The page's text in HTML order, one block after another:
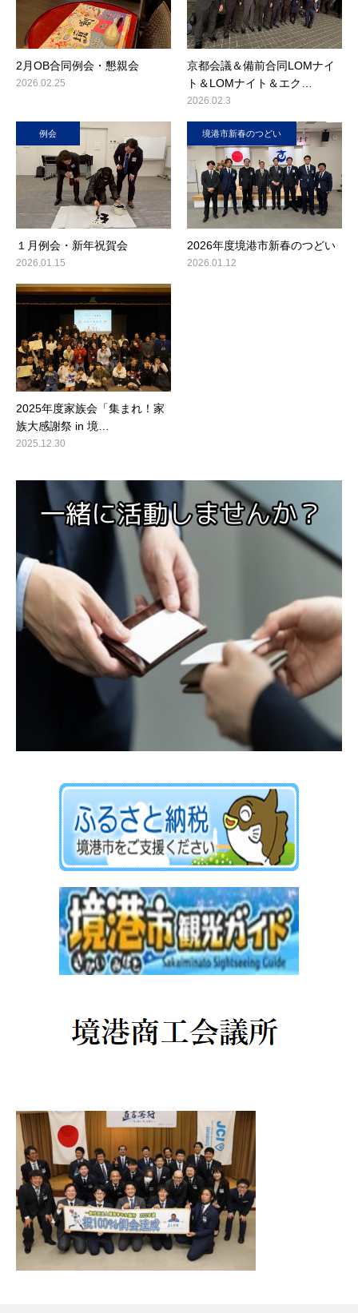
2月OB合同例会・懇親会
2026.02.25
京都会議＆備前合同LOMナイ
ト＆LOMナイト＆エク…
2026.02.3
例会
１月例会・新年祝賀会
2026.01.15
境港市新春のつどい
2026年度境港市新春のつどい
2026.01.12
2025年度家族会「集まれ！家
族大感謝祭 in 境…
2025.12.30